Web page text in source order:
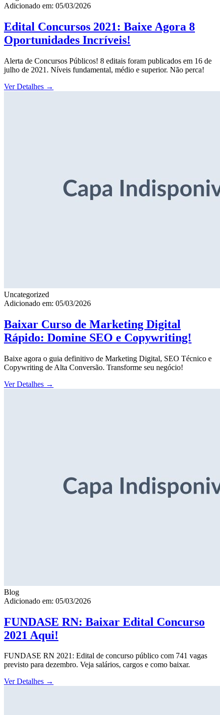
Adicionado em: 05/03/2026
Edital Concursos 2021: Baixe Agora 8
Oportunidades Incríveis!
Alerta de Concursos Públicos! 8 editais foram publicados em 16 de
julho de 2021. Níveis fundamental, médio e superior. Não perca!
Ver Detalhes →
Uncategorized
Adicionado em: 05/03/2026
Baixar Curso de Marketing Digital
Rápido: Domine SEO e Copywriting!
Baixe agora o guia definitivo de Marketing Digital, SEO Técnico e
Copywriting de Alta Conversão. Transforme seu negócio!
Ver Detalhes →
Blog
Adicionado em: 05/03/2026
FUNDASE RN: Baixar Edital Concurso
2021 Aqui!
FUNDASE RN 2021: Edital de concurso público com 741 vagas
previsto para dezembro. Veja salários, cargos e como baixar.
Ver Detalhes →